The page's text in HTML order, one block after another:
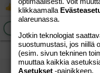
R
a
c
t
-roosaruusa-
vierailija
klikkaamalla
alareunassa.
Jotkin teknologiat
suostumustasi, jos niillä
(esim. sivun tekninen
muuttaa kaikkia
Asetukset -painikkeen.